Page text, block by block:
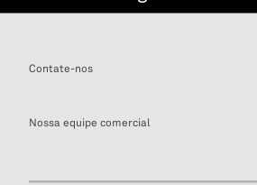
Contate-nos
Nossa equipe comercial